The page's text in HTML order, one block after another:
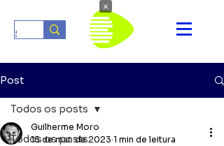
Post
Todos os posts
Todos os posts
Guilherme Moro
15 de mar. de 2023 1 min de leitura
×